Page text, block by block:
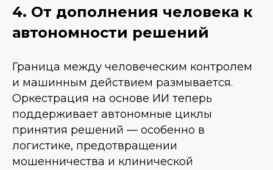
4. От дополнения человека к
автономности решений
Граница между человеческим контролем
и машинным действием размывается.
Оркестрация на основе ИИ теперь
поддерживает автономные циклы
принятия решений — особенно в
логистике, предотвращении
мошенничества и клинической